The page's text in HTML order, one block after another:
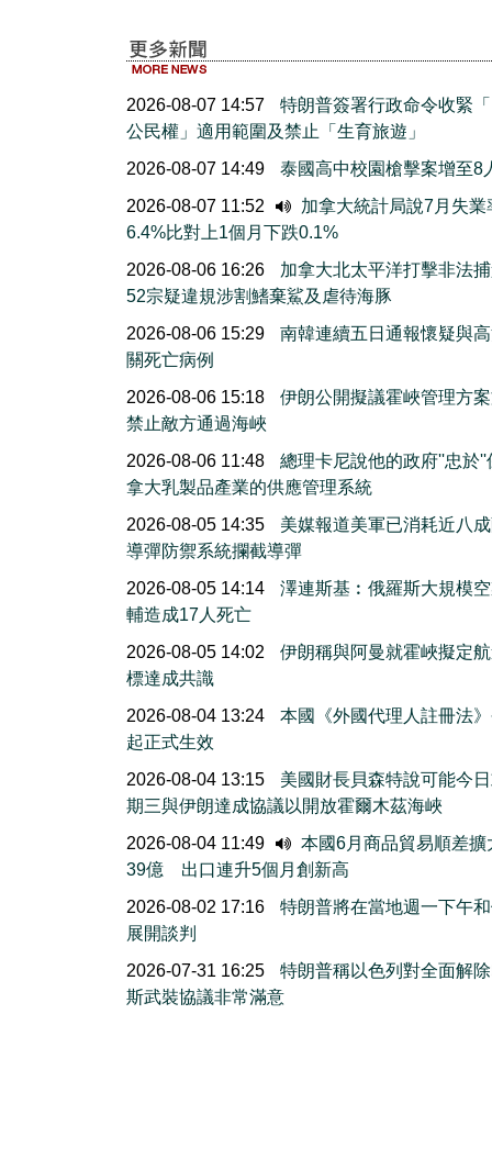
2026-08-07 14:57
特朗普簽署行政命令收緊
公民權」適用範圍及禁止「生育旅遊」
2026-08-07 14:49
泰國高中校園槍擊案增至8
2026-08-07 11:52
加拿大統計局說7月失業
6.4%比對上1個月下跌0.1%
2026-08-06 16:26
加拿大北太平洋打擊非法
52宗疑違規涉割鰭棄鯊及虐待海豚
2026-08-06 15:29
南韓連續五日通報懷疑與
關死亡病例
2026-08-06 15:18
伊朗公開擬議霍峽管理方
禁止敵方通過海峽
2026-08-06 11:48
總理卡尼說他的政府''忠於''
拿大乳製品產業的供應管理系統
2026-08-05 14:35
美媒報道美軍已消耗近八
導彈防禦系統攔截導彈
2026-08-05 14:14
澤連斯基︰俄羅斯大規模
輔造成17人死亡
2026-08-05 14:02
伊朗稱與阿曼就霍峽擬定
標達成共識
2026-08-04 13:24
本國《外國代理人註冊法
起正式生效
2026-08-04 13:15
美國財長貝森特說可能今
期三與伊朗達成協議以開放霍爾木茲海峽
2026-08-04 11:49
本國6月商品貿易順差擴
39億 出口連升5個月創新高
2026-08-02 17:16
特朗普將在當地週一下午
展開談判
2026-07-31 16:25
特朗普稱以色列對全面解
斯武裝協議非常滿意